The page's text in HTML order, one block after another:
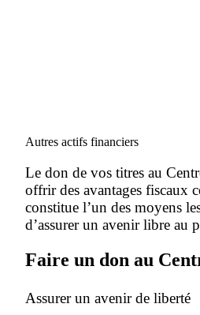
Autres actifs financiers
Le don de vos titres au
offrir des avantages fiscaux
constitue l’un des moyens
d’assurer un avenir libre au
Faire un don au
Assurer un avenir de liberté